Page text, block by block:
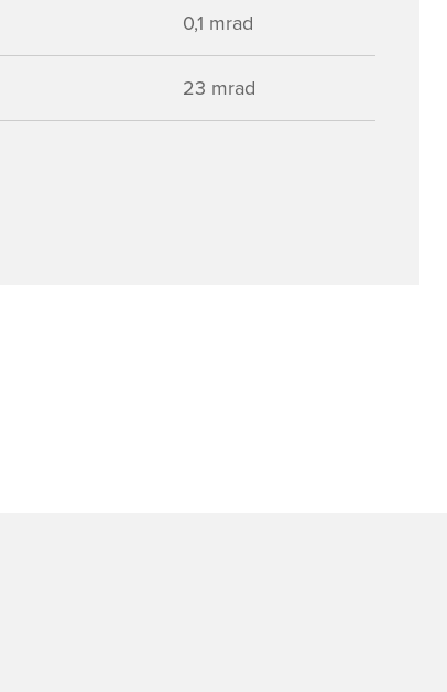
0,1 mrad
23 mrad